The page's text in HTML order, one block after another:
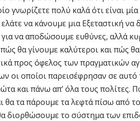
γνωρίζετε πολύ καλά ότι είναι
να κάνουμε μια Εξεταστική να
να αποδώσουμε ευθύνες, αλλά
θα γίνουμε καλύτεροι και πώς
προς όφελος των πραγματικών
οι οποίοι παρεισέφρησαν σε
και πάνω απ’ όλα τους
θα τα πάρουμε τα λεφτά πίσω από
διορθώσουμε το σύστημα των